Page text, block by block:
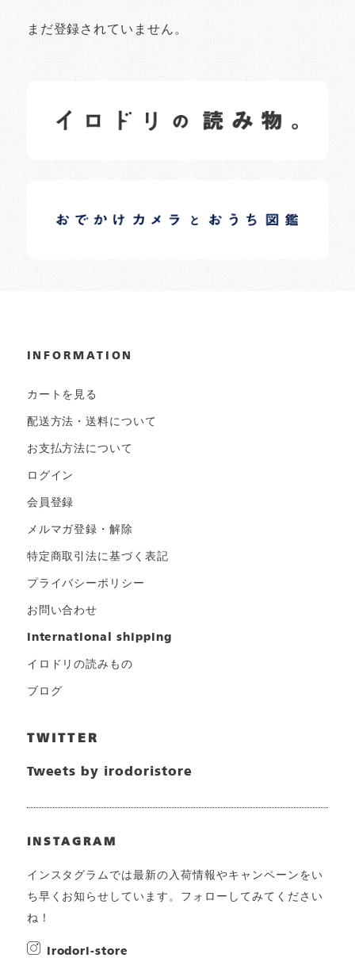
まだ登録されていません。
日常の様子など随時更新中です。
日常の様子など随時更新中です。
INFORMATION
カートを見る
配送方法・送料について
お支払方法について
ログイン
会員登録
メルマガ登録・解除
特定商取引法に基づく表記
プライバシーポリシー
お問い合わせ
international shipping
イロドリの読みもの
ブログ
TWITTER
Tweets by irodoristore
INSTAGRAM
インスタグラムでは最新の入荷情報やキャンペーンをい
ち早くお知らせしています。フォローしてみてください
ね！
irodori-store